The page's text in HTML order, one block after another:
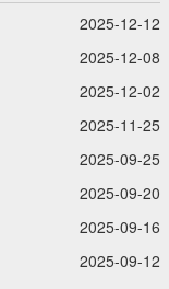
2025-12-12
2025-12-08
2025-12-02
2025-11-25
2025-09-25
2025-09-20
2025-09-16
2025-09-12